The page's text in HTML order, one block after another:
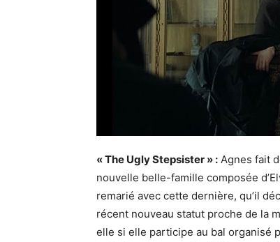
« The Ugly Stepsister » : Agnes fait
nouvelle belle-famille composée
remarié avec cette dernière, qu’il
récent nouveau statut proche de la
elle si elle participe au bal organisé